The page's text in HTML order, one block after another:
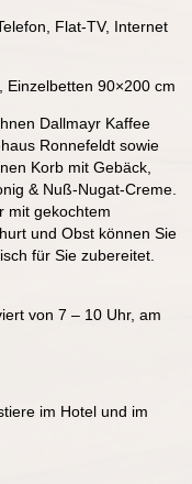
Flat-TV, Internet
90×200 cm
Dallmayr Kaffee
Ronnefeldt sowie
Korb mit Gebäck,
& Nuß-Nugat-Creme.
mit gekochtem
und Obst können Sie
für Sie zubereitet.
von 7 – 10 Uhr, am
im Hotel und im